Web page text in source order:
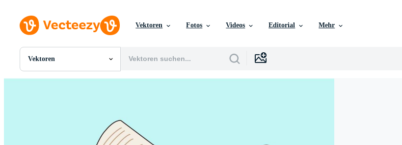
Vektoren Fotos Videos Editorial Mehr
Vektoren
Alle Bilder